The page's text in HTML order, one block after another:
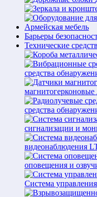
Армейская мебель
Барьеры
Технические
средства
средства
сигнализации и
видеонаблюдения
оповещения и
Система